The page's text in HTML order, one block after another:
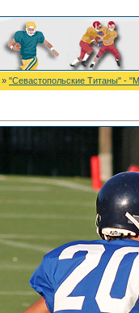
» "Севастопольские Титаны" -